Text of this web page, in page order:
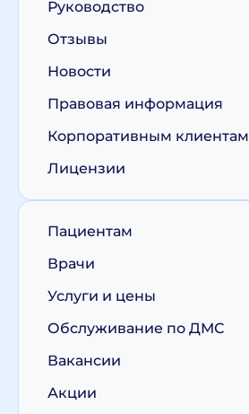
Руководство
Отзывы
Новости
Правовая информация
Корпоративным клиентам
Лицензии
Пациентам
Врачи
Услуги и цены
Обслуживание по ДМС
Вакансии
Акции